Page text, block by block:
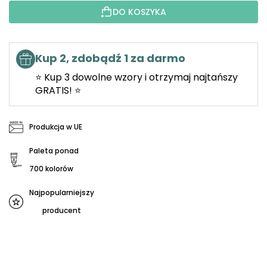
DO KOSZYKA
Kup 2, zdobądź 1 za darmo
⭐ Kup 3 dowolne wzory i otrzymaj najtańszy
GRATIS! ⭐
Produkcja w UE
Paleta ponad
700 kolorów
Najpopularniejszy
producent